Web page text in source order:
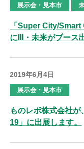
展示会・見本市
「Super City/Smart
にIII・未来がブース
2019年6月4日
展示会・見本市
ものレボ株式会社
19」に出展します。